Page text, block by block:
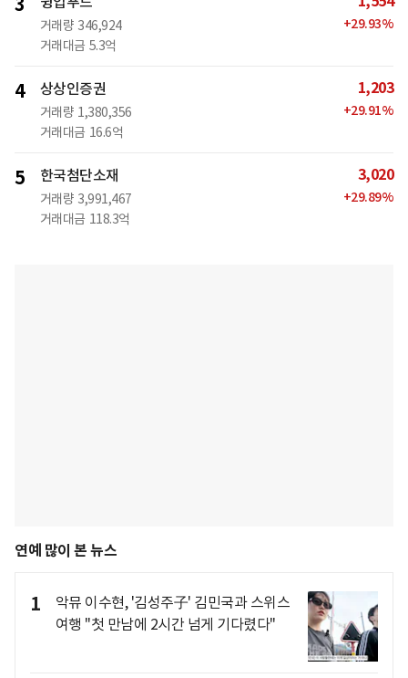
거래량 346,924
거래대금 5.3억
+29.93%
4 상상인증권
거래량 1,380,356
거래대금 16.6억
1,203
+29.91%
5 한국첨단소재
거래량 3,991,467
거래대금 118.3억
3,020
+29.89%
연예 많이 본 뉴스
1
악뮤 이수현, '김성주子' 김민국과 스위스
여행 "첫 만남에 2시간 넘게 기다렸다"